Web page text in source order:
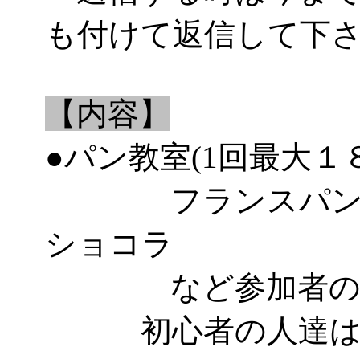
も付けて返信して下
【内容】
●パン教室(1回最大１
フランスパン、
ショコラ
など参加者のレ
初心者の人達は